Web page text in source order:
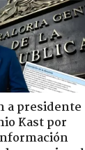
a presidente
Kast por